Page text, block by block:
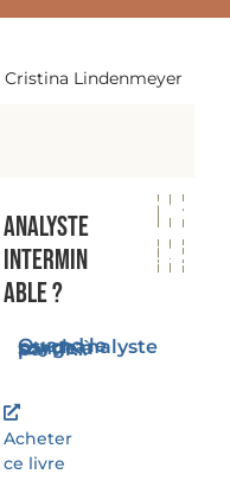
Cristina Lindenmeyer
Analyste
intermin
able ?
Quand le psychanalyste songe à partir...
Acheter
ce livre